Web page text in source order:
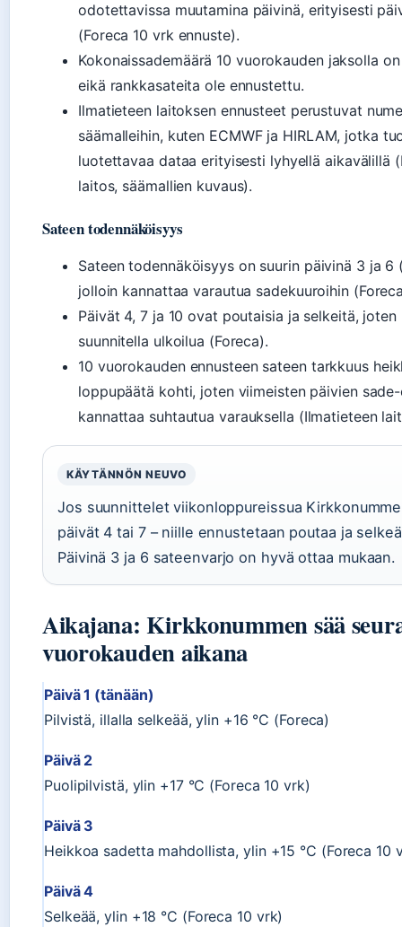
odotettavissa muutamina päivinä, erityisesti
(Foreca 10 vrk ennuste).
Kokonaissademäärä 10 vuorokauden jaksolla
eikä rankkasateita ole ennustettu.
Ilmatieteen laitoksen ennusteet perustuvat
säämalleihin, kuten ECMWF ja HIRLAM, jotka
luotettavaa dataa erityisesti lyhyellä aikavälillä
laitos, säämallien kuvaus).
Sateen todennäköisyys
Sateen todennäköisyys on suurin päivinä 3 ja 6
jolloin kannattaa varautua sadekuuroihin
Päivät 4, 7 ja 10 ovat poutaisia ja selkeitä, joten
suunnitella ulkoilua (Foreca).
10 vuorokauden ennusteen sateen tarkkuus
loppupäätä kohti, joten viimeisten päivien
kannattaa suhtautua varauksella (Ilmatieteen
KÄYTÄNNÖN NEUVO
Jos suunnittelet viikonloppureissua
päivät 4 tai 7 – niille ennustetaan poutaa ja
Päivinä 3 ja 6 sateenvarjo on hyvä ottaa mukaan.
Aikajana: Kirkkonummen sää
vuorokauden aikana
Päivä 1 (tänään)
Pilvistä, illalla selkeää, ylin +16 °C (Foreca)
Päivä 2
Puolipilvistä, ylin +17 °C (Foreca 10 vrk)
Päivä 3
Heikkoa sadetta mahdollista, ylin +15 °C (Foreca 10
Päivä 4
Selkeää, ylin +18 °C (Foreca 10 vrk)